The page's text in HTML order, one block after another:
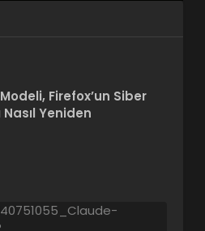
Firefox’un Siber
Nasıl Yeniden